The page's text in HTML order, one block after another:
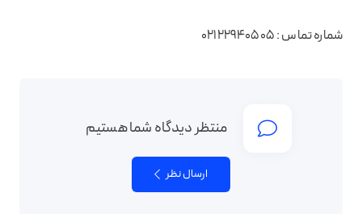
شماره تماس : 02122940505
منتظر دیدگاه شما هستیم
ارسال نظر